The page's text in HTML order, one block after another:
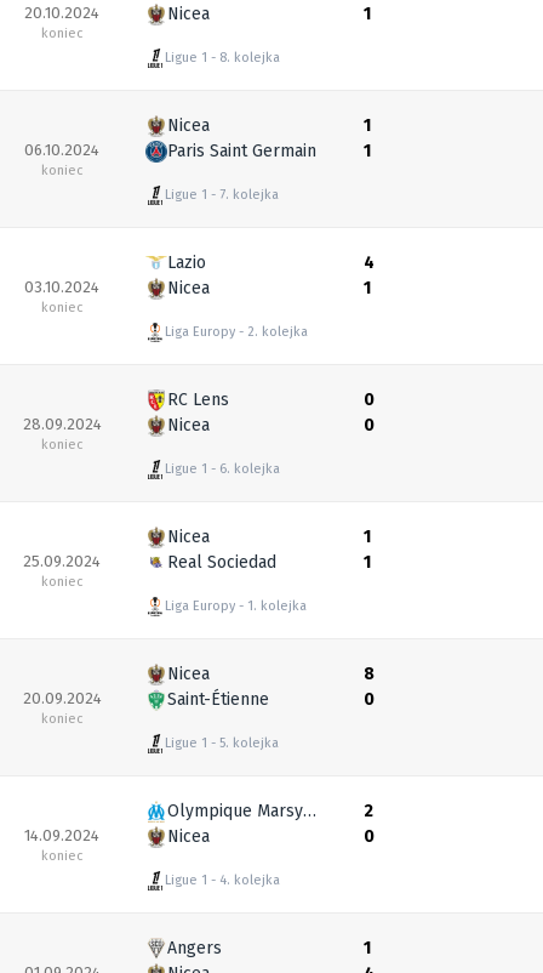
20.10.2024
koniec
Nicea
Ligue 1 8. kolejka
1
06.10.2024
koniec
Nicea
Paris Saint Germain
Ligue 1 7. kolejka
1
1
03.10.2024
koniec
Lazio
Nicea
Liga Europy 2. kolejka
4
1
28.09.2024
koniec
RC Lens
Nicea
Ligue 1 6. kolejka
0
0
25.09.2024
koniec
Nicea
Real Sociedad
Liga Europy 1. kolejka
1
1
20.09.2024
koniec
Nicea
Saint-Étienne
Ligue 1 5. kolejka
8
0
14.09.2024
koniec
Olympique Marsylia
Nicea
Ligue 1 4. kolejka
2
0
Angers
1